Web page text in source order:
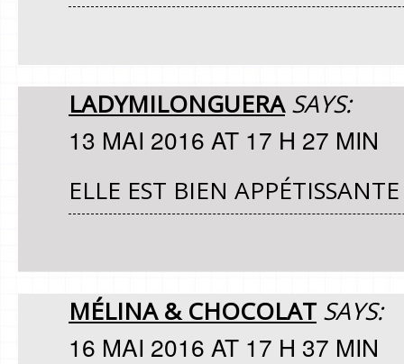
LADYMILONGUERA SAYS:
13 MAI 2016 AT 17 H 27 MIN
ELLE EST BIEN
MÉLINA & CHOCOLAT SAYS:
16 MAI 2016 AT 17 H 37 MIN